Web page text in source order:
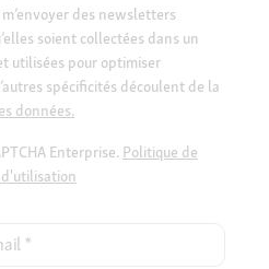
des newsletters
soient collectées dans un
utilisées pour optimiser
spécificités découlent de la
données.
Enterprise. Politique de
*